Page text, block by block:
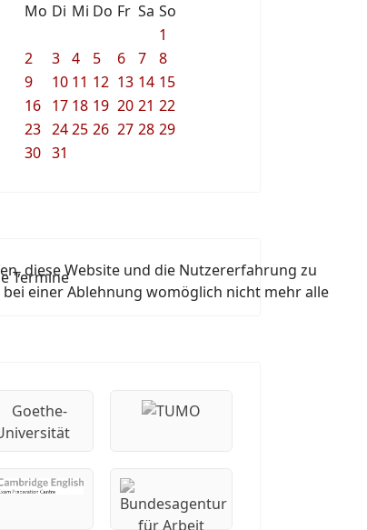
Mo Di Mi Do Fr Sa So
1
2
3 4 5 6 7
8
9
10 11 12 13 14 15
16
17 18 19 20 21 22
23 24 25 26 27 28 29
30 31
Termine
diese Website und die Nutzererfahrung zu
bei einer Ablehnung womöglich nicht mehr alle